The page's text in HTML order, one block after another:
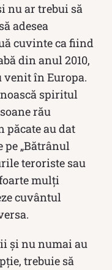
nu ar trebui să
adesea
cuvinte ca fiind
din anul 2010,
în Europa.
spiritul
rău
păcate au dat
pe „Bătrânul
teroriste sau
mulți
cuvântul
și nu numai au
trebuie să